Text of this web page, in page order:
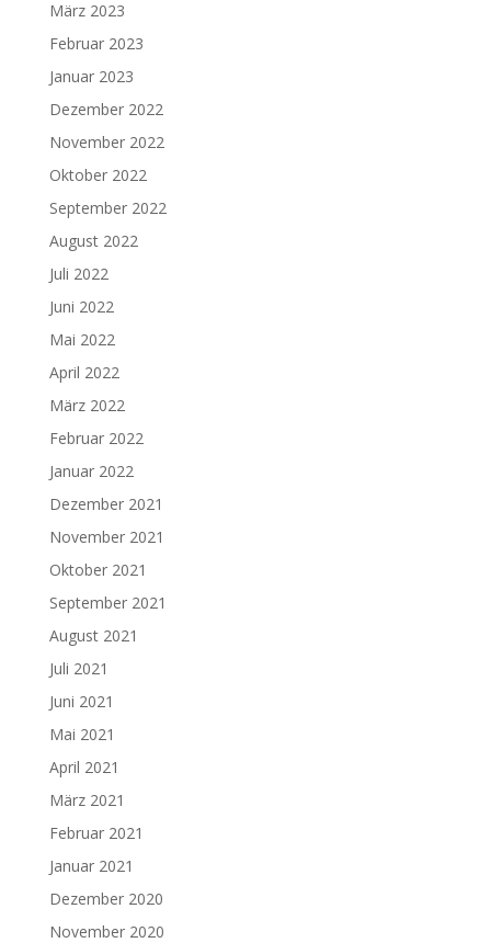
März 2023
Februar 2023
Januar 2023
Dezember 2022
November 2022
Oktober 2022
September 2022
August 2022
Juli 2022
Juni 2022
Mai 2022
April 2022
März 2022
Februar 2022
Januar 2022
Dezember 2021
November 2021
Oktober 2021
September 2021
August 2021
Juli 2021
Juni 2021
Mai 2021
April 2021
März 2021
Februar 2021
Januar 2021
Dezember 2020
November 2020